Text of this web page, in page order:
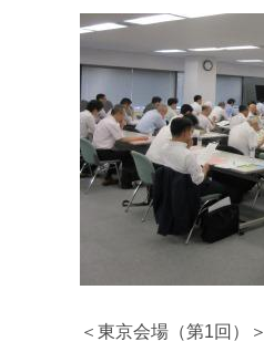
＜東京会場（第1回）＞